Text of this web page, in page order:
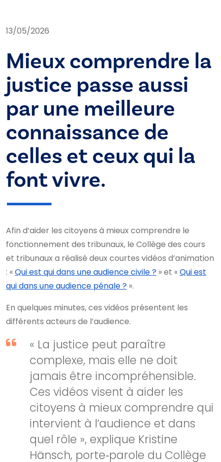
13/05/2026
Mieux comprendre la
justice passe aussi
par une meilleure
connaissance de
celles et ceux qui la
font vivre.
Afin d’aider les citoyens à mieux comprendre le
fonctionnement des tribunaux, le Collège des cours
et tribunaux a réalisé deux courtes vidéos d’animation
: «Qui est qui dans une audience civile ? » et «Qui est
qui dans une audience pénale ? ».
En quelques minutes, ces vidéos présentent les
différents acteurs de l’audience.
« La justice peut paraître
complexe, mais elle ne doit
jamais être incompréhensible.
Ces vidéos visent à aider les
citoyens à mieux comprendre qui
intervient à l’audience et dans
quel rôle », explique Kristine
Hänsch, porte‑parole du Collège